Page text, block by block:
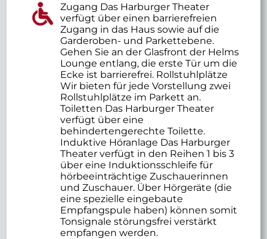
Zugang Das Harburger Theater
verfügt über einen barrierefreien
Zugang in das Haus sowie auf die
Garderoben- und Parkettebene.
Gehen Sie an der Glasfront der Helms
Lounge entlang, die erste Tür um die
Ecke ist barrierefrei. Rollstuhlplätze
Wir bieten für jede Vorstellung zwei
Rollstuhlplätze im Parkett an.
Toiletten Das Harburger Theater
verfügt über eine
behindertengerechte Toilette.
Induktive Höranlage Das Harburger
Theater verfügt in den Reihen 1 bis 3
über eine Induktionsschleife für
hörbeeinträchtige Zuschauerinnen
und Zuschauer. Über Hörgeräte (die
eine spezielle eingebaute
Empfangspule haben) können somit
Tonsignale störungsfrei verstärkt
empfangen werden.